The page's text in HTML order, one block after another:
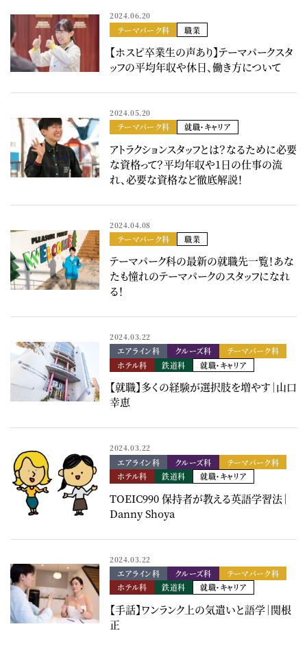
2024.06.20
テーマパーク科 職業
【ホスピ卒業生の声あり】テーマパークスタ
ッフの平均年収や休日、働き方について
2024.05.20
テーマパーク科 就職・キャリア
アトラクションスタッフとは？なるために必要
な資格って？平均年収や1日の仕事の流
れ、必要な資格など徹底解説！
2024.04.08
テーマパーク科 職業
テーマパーク科の最新の就職先一覧！あな
たも憧れのテーマパークのスタッフになれ
る！
2024.03.22
エアライン科 クルーズ科
テーマパーク科
ホテル科
鉄道科 就職・キャリア
【就職】多くの経験が選択肢を増やす｜山口
幸恵
2024.03.22
エアライン科 クルーズ科
テーマパーク科
ホテル科
鉄道科 就職・キャリア
TOEIC990 保持者が教える英語学習法｜
Danny Shoya
2024.03.22
エアライン科 クルーズ科
テーマパーク科
ホテル科
鉄道科 就職・キャリア
【手話】ワンランク上の気遣いと語学｜関根
正